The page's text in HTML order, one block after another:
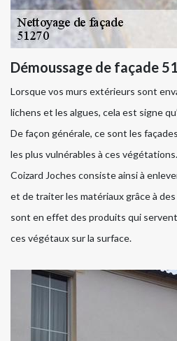
Démoussage de façade
Lorsque vos murs extérieurs sont
lichens et les algues, cela est signe
De façon générale, ce sont les
les plus vulnérables à ces
Coizard Joches consiste ainsi à
et de traiter les matériaux grâce à
sont en effet des produits qui
ces végétaux sur la surface.